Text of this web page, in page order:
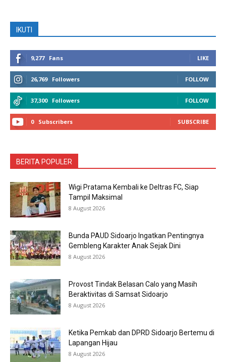
IKUTI
9,277 Fans LIKE
26,769 Followers FOLLOW
37,300 Followers FOLLOW
0 Subscribers SUBSCRIBE
BERITA POPULER
Wigi Pratama Kembali ke Deltras FC, Siap
Tampil Maksimal
8 August 2026
Bunda PAUD Sidoarjo Ingatkan Pentingnya
Gembleng Karakter Anak Sejak Dini
8 August 2026
Provost Tindak Belasan Calo yang Masih
Beraktivitas di Samsat Sidoarjo
8 August 2026
Ketika Pemkab dan DPRD Sidoarjo Bertemu di
Lapangan Hijau
8 August 2026